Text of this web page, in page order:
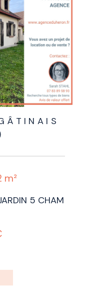
m²
5 CHAM